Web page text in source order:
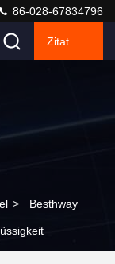
86-028-67834796
Zitat
> Besthway